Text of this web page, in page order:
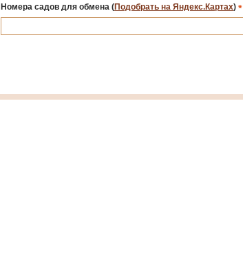
Номера садов для обмена(Подобрать на Яндекс.Картах)*